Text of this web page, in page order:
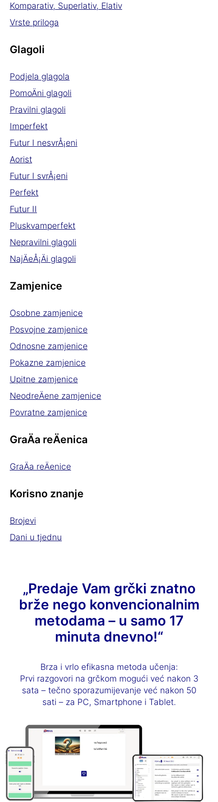
Komparativ, Superlativ, Elativ
Vrste priloga
Glagoli
Podjela glagola
PomoÄni glagoli
Pravilni glagoli
Imperfekt
Futur I nesvrÅ¡eni
Aorist
Futur I svrÅ¡eni
Perfekt
Futur II
Pluskvamperfekt
Nepravilni glagoli
NajÄeÅ¡Äi glagoli
Zamjenice
Osobne zamjenice
Posvojne zamjenice
Odnosne zamjenice
Pokazne zamjenice
Upitne zamjenice
NeodreÄene zamjenice
Povratne zamjenice
GraÄa reÄenica
GraÄa reÄenice
Korisno znanje
Brojevi
Dani u tjednu
„Predaje Vam grčki znatno
brže nego konvencionalnim
metodama – u samo 17
minuta dnevno!“
Brza i vrlo efikasna metoda učenja:
Prvi razgovori na grčkom mogući već nakon 3
sata – tečno sporazumijevanje već nakon 50
sati – za PC, Smartphone i Tablet.